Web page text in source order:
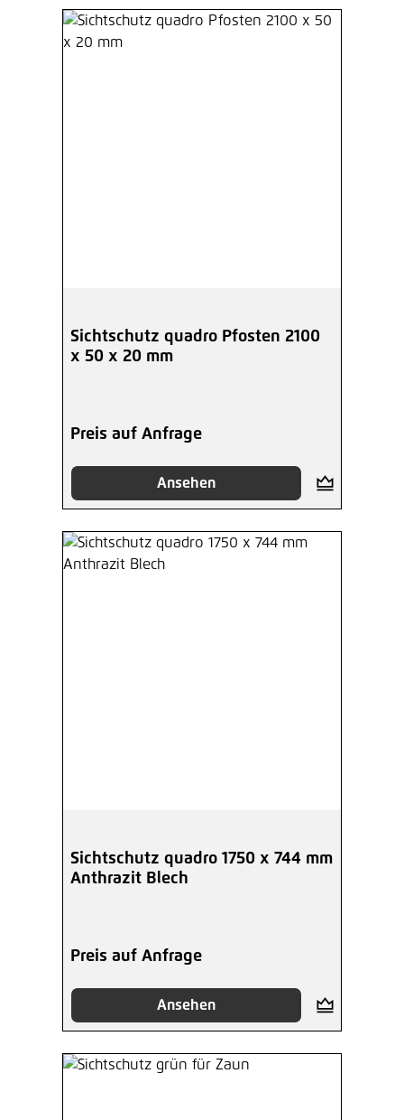
Sichtschutz quadro Pfosten 2100
x 50 x 20 mm
Preis auf Anfrage
Ansehen
Sichtschutz quadro 1750 x 744 mm
Anthrazit Blech
Preis auf Anfrage
Ansehen